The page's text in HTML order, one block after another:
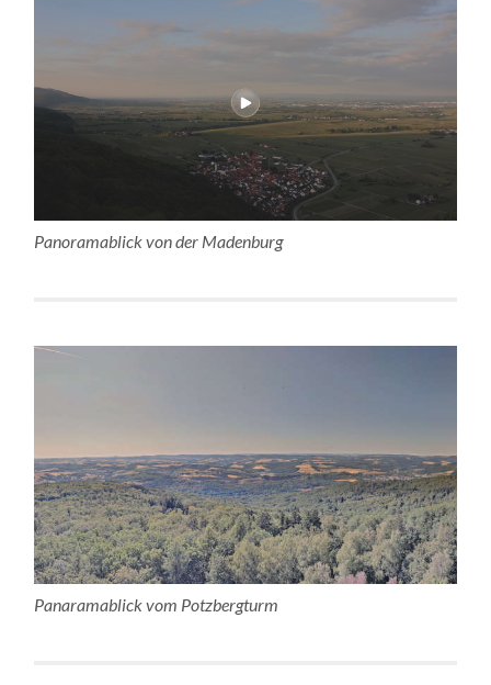
Panoramablick von der Madenburg
Panaramablick vom Potzbergturm